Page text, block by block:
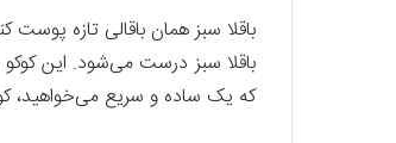
باقلا سبز همان باقالی تازه
باقلا سبز درست می‌شود. این
که یک ساده و سریع می‌خواهید،